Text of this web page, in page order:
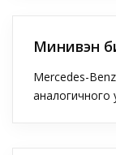
Минивэн
Mercedes-